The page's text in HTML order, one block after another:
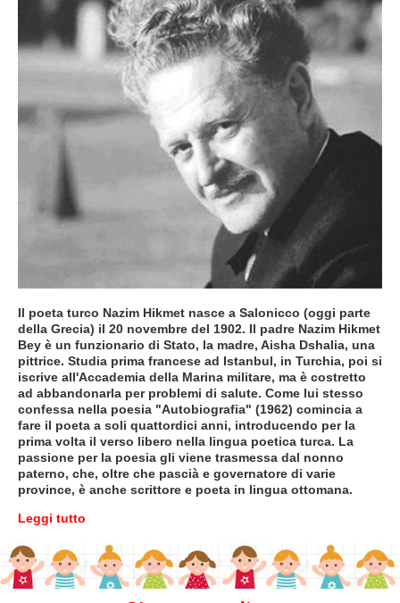
Il poeta turco Nazim Hikmet nasce a Salonicco (oggi parte
della Grecia) il 20 novembre del 1902. Il padre Nazim Hikmet
Bey è un funzionario di Stato, la madre, Aisha Dshalia, una
pittrice. Studia prima francese ad Istanbul, in Turchia, poi si
iscrive all'Accademia della Marina militare, ma è costretto
ad abbandonarla per problemi di salute. Come lui stesso
confessa nella poesia "Autobiografia" (1962) comincia a
fare il poeta a soli quattordici anni, introducendo per la
prima volta il verso libero nella lingua poetica turca. La
passione per la poesia gli viene trasmessa dal nonno
paterno, che, oltre che pascià e governatore di varie
province, è anche scrittore e poeta in lingua ottomana.
Leggi tutto